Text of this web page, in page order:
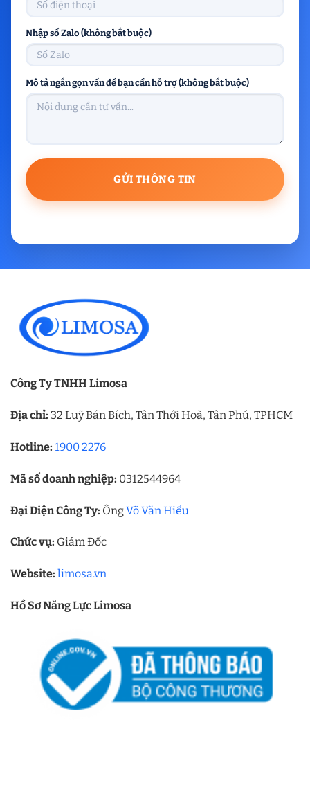
Nhập số Zalo (không bắt buộc)
Mô tả ngắn gọn vấn đề bạn cần hỗ trợ (không bắt buộc)
Công Ty TNHH Limosa
Địa chỉ: 32 Luỹ Bán Bích, Tân Thới Hoà, Tân Phú, TPHCM
Hotline: 1900 2276
Mã số doanh nghiệp: 0312544964
Đại Diện Công Ty: ÔngVõ Văn Hiếu
Chức vụ: Giám Đốc
Website: limosa.vn
Hồ Sơ Năng Lực Limosa